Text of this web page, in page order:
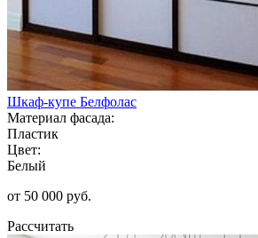
Шкаф-купе Белфолас
Материал фасада:
Пластик
Цвет:
Белый
от 50 000 руб.
Рассчитать